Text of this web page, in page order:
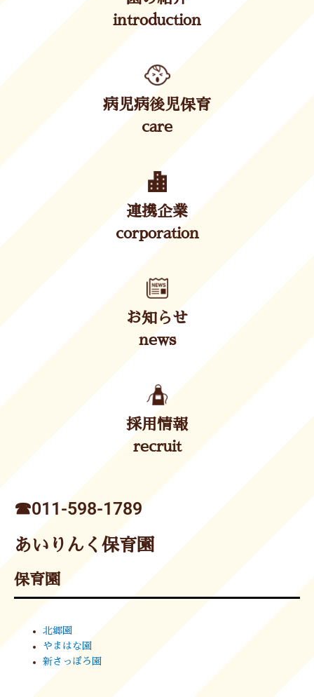
introduction
病児病後児保育
care
連携企業
corporation
お知らせ
news
採用情報
recruit
☎︎011-598-1789
あいりんく保育園
保育園
北郷園
やまはな園
新さっぽろ園